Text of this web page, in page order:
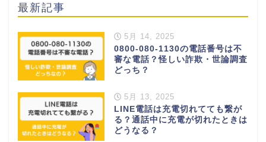
最新記事
5月 14, 2025
0800-080-1130の電話番号は不
審な電話？怪しい詐欺・世論調査
どっち？
5月 13, 2025
LINE電話は充電切れてても繋が
る？通話中に充電が切れたときは
どうなる？